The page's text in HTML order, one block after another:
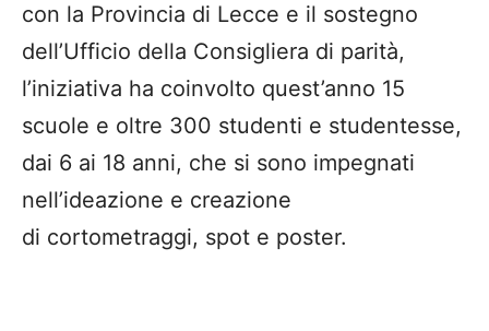
con la Provincia di Lecce e il sostegno
dell’Ufficio della Consigliera di parità,
l’iniziativa ha coinvolto quest’anno 15
scuole e oltre 300 studenti e studentesse,
dai 6 ai 18 anni, che si sono impegnati
nell’ideazione e creazione
di cortometraggi, spot e poster.